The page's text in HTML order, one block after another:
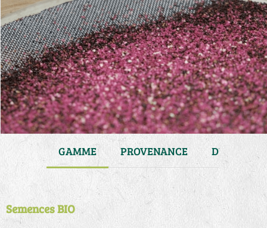
GAMME PROVENANCE DURÉE DE
Semences BIO